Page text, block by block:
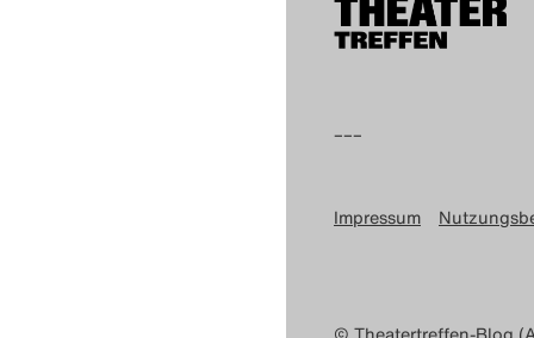
–––
Impressum